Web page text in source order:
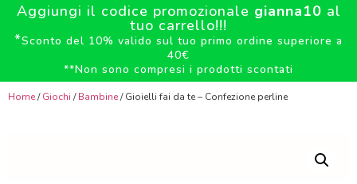
Aggiungi il codice promozionale gianna10 al
tuo carrello!!!
*Sconto del 10% valido sul tuo primo ordine superiore a
40€
**Non sono compresi i prodotti scontati
Home/Giochi /Bambine/ Gioielli fai da te – Confezione perline